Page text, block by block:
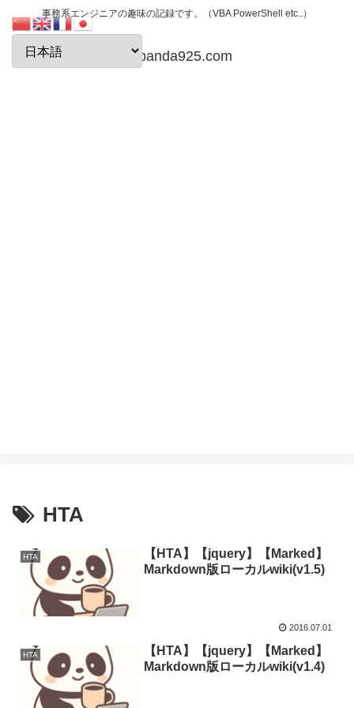
事務系エンジニアの趣味の記録です。（VBA PowerShell etc..）
papanda925.com
HTA
HTA
【HTA】【jquery】【Marked】
Markdown版ローカルwiki(v1.5)
2016.07.01
HTA
【HTA】【jquery】【Marked】
Markdown版ローカルwiki(v1.4)